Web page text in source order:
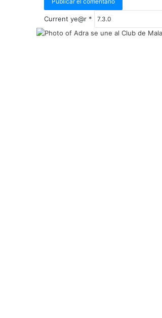
Current ye@r *